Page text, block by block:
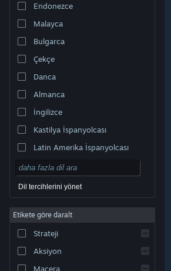
markalar, ABD ve diğer ülkelerde ilgili sahiplerinin
Erişilebilirlik |
Çerezler
Endonezce
Malayca
Bulgarca
Çekçe
Danca
Almanca
İngilizce
Kastilya İspanyolcası
Latin Amerika İspanyolcası
Dil tercihlerini yönet
Etikete göre daralt
Strateji
Aksiyon
Macera